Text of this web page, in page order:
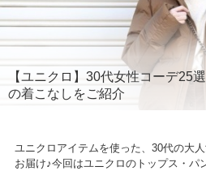
【ユニクロ】30代女性コーデ25
の着こなしをご紹介
ユニクロアイテムを使った、30代の大
お届け♪今回はユニクロのトップス・パ